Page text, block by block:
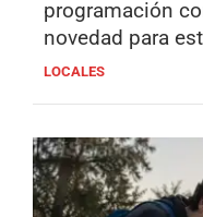
programación
novedad para
LOCALES